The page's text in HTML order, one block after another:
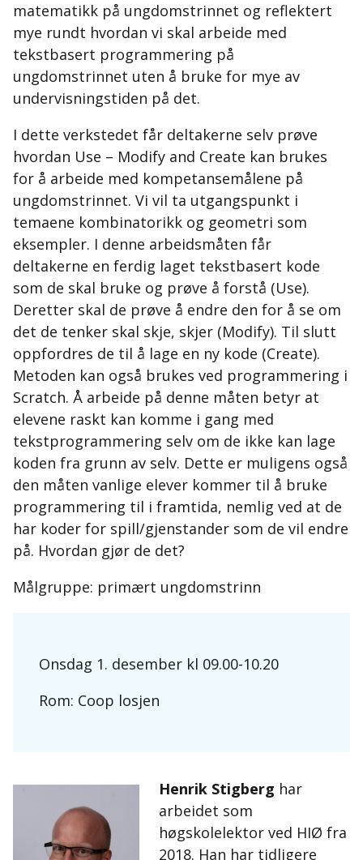
matematikk på ungdomstrinnet og reflektert
mye rundt hvordan vi skal arbeide med
tekstbasert programmering på
ungdomstrinnet uten å bruke for mye av
undervisningstiden på det.
I dette verkstedet får deltakerne selv prøve
hvordan Use – Modify and Create kan brukes
for å arbeide med kompetansemålene på
ungdomstrinnet. Vi vil ta utgangspunkt i
temaene kombinatorikk og geometri som
eksempler. I denne arbeidsmåten får
deltakerne en ferdig laget tekstbasert kode
som de skal bruke og prøve å forstå (Use).
Deretter skal de prøve å endre den for å se om
det de tenker skal skje, skjer (Modify). Til slutt
oppfordres de til å lage en ny kode (Create).
Metoden kan også brukes ved programmering i
Scratch. Å arbeide på denne måten betyr at
elevene raskt kan komme i gang med
tekstprogrammering selv om de ikke kan lage
koden fra grunn av selv. Dette er muligens også
den måten vanlige elever kommer til å bruke
programmering til i framtida, nemlig ved at de
har koder for spill/gjenstander som de vil endre
på. Hvordan gjør de det?
Målgruppe: primært ungdomstrinn
Onsdag 1. desember kl 09.00-10.20
Rom: Coop losjen
Henrik Stigberg har
arbeidet som
høgskolelektor ved HIØ fra
2018. Han har tidligere